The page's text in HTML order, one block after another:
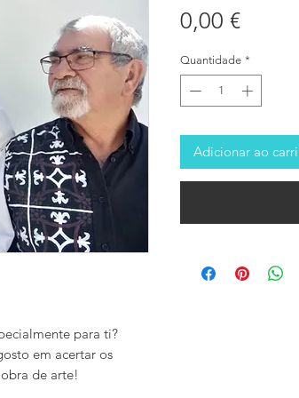
para ti?
em acertar os
de arte!
0,00 €Preço
Quantidade *
Adicionar ao